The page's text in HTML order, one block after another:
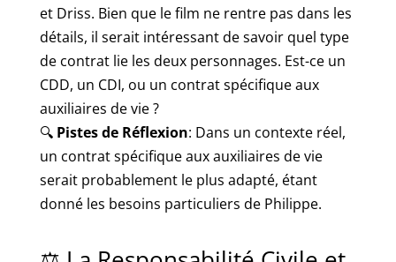
et Driss. Bien que le film ne rentre pas dans les
détails, il serait intéressant de savoir quel type
de contrat lie les deux personnages. Est-ce un
CDD, un CDI, ou un contrat spécifique aux
auxiliaires de vie ?
🔍 Pistes de Réflexion: Dans un contexte réel,
un contrat spécifique aux auxiliaires de vie
serait probablement le plus adapté, étant
donné les besoins particuliers de Philippe.